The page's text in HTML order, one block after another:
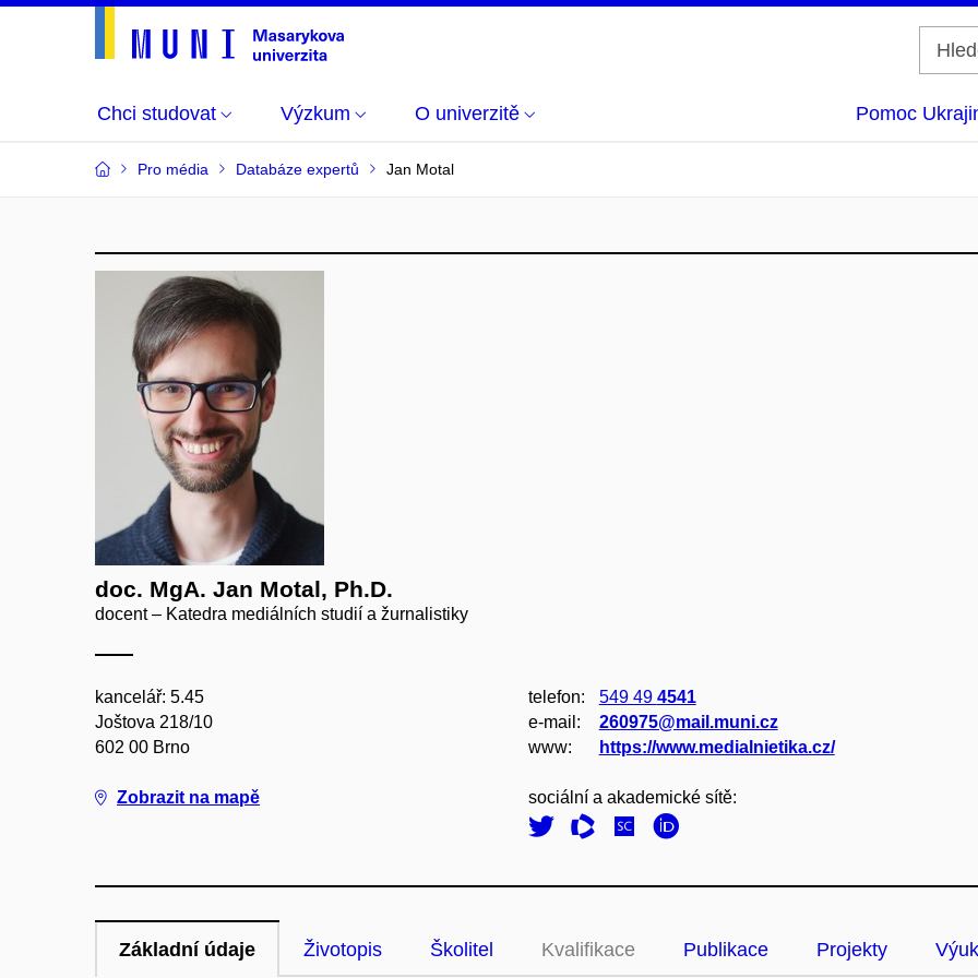
Chci studovat Výzkum O univerzitě Pomoc
Pro média Databáze expertů Jan Motal
doc. MgA. Jan Motal, Ph.D.
docent – Katedra mediálních studií a žurnalistiky
kancelář: 5.45
Joštova 218/10
602 00 Brno
Zobrazit na mapě
telefon: 549 49 4541
e‑mail:
260975@mail.muni.cz
www:
https://www.medialnietika.cz/
sociální a akademické sítě:
Základní údaje Životopis Školitel Kvalifikace Publikace Projekty